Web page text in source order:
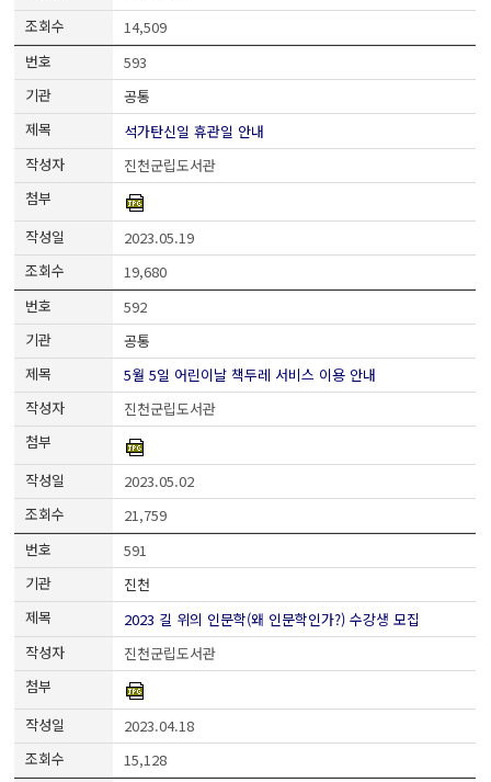
14,509
593
공통
석가탄신일 휴관일 안내
진천군립도서관
2023.05.19
19,680
592
공통
5월 5일 어린이날 책두레 서비스 이용 안내
진천군립도서관
2023.05.02
21,759
591
진천
2023 길 위의 인문학(왜 인문학인가?) 수강생 모집
진천군립도서관
2023.04.18
15,128